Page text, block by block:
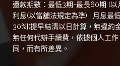
還款期數：最低3期-最長60期 (以
利息(以當舖法規定為準) : 月息最
30%](提早結清以日計算，無違約
無任何代辦手續費，依據個人工
同，而有所差異。